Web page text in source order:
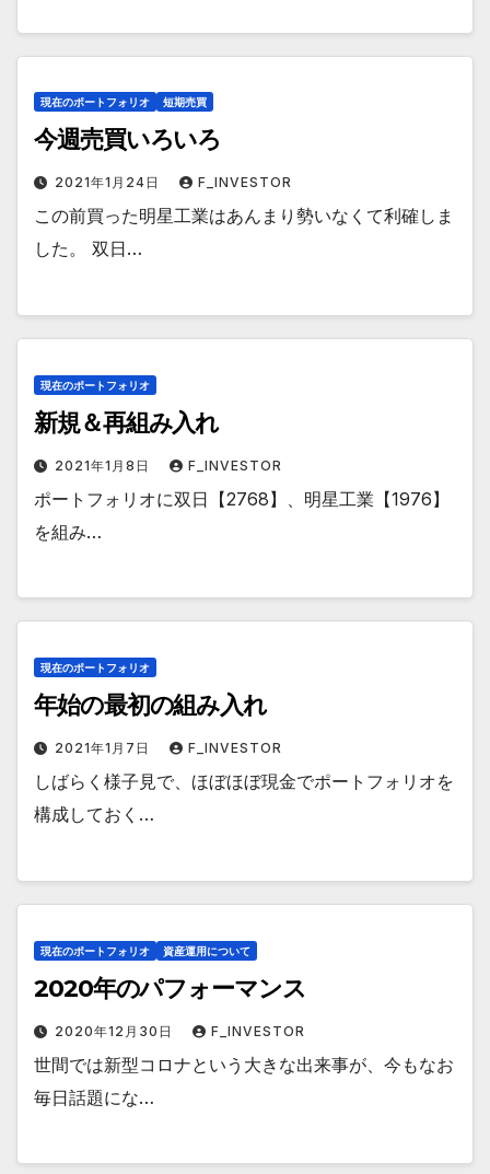
現在のポートフォリオ 短期売買
今週売買いろいろ
2021年1月24日 F_INVESTOR
この前買った明星工業はあんまり勢いなくて利確しま
した。 双日…
現在のポートフォリオ
新規＆再組み入れ
2021年1月8日 F_INVESTOR
ポートフォリオに双日【2768】、明星工業【1976】
を組み…
現在のポートフォリオ
年始の最初の組み入れ
2021年1月7日 F_INVESTOR
しばらく様子見で、ほぼほぼ現金でポートフォリオを
構成しておく…
現在のポートフォリオ 資産運用について
2020年のパフォーマンス
2020年12月30日 F_INVESTOR
世間では新型コロナという大きな出来事が、今もなお
毎日話題にな…